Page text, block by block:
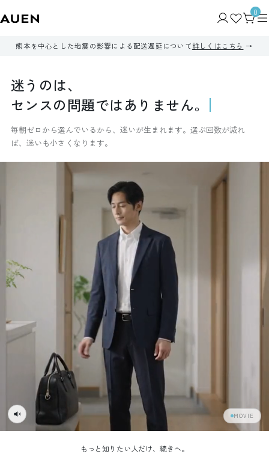
0
熊本を中心とした地震の影響による配送遅延について詳しくはこちら
迷う のは、
セ ンスの問題ではあ り ません。
毎朝ゼロから選んでいるから、迷いが生まれます。選ぶ回数が減れ
ば、迷いも小さくなります。
MOVIE
もっと知りたい人だけ、続きへ。